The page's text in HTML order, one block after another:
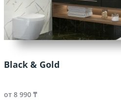
Black & Gold
от 8 990 ₸